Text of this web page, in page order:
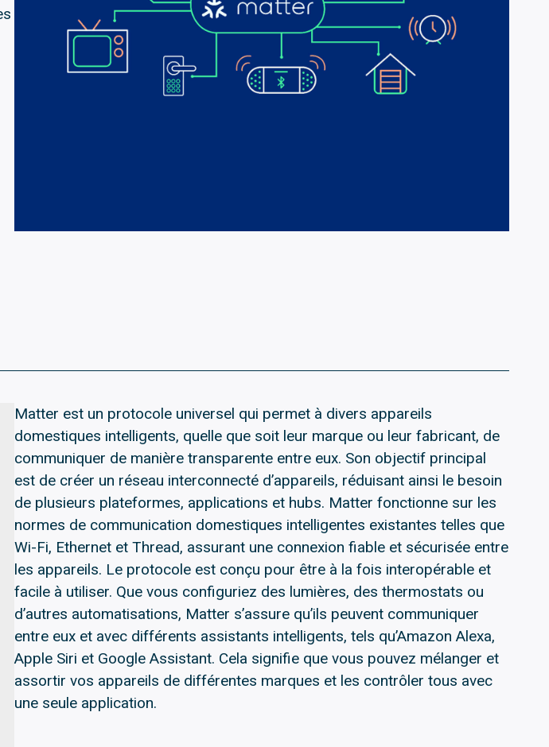
Matter est un protocole universel qui permet à divers appareils
domestiques intelligents, quelle que soit leur marque ou leur fabricant, de
communiquer de manière transparente entre eux. Son objectif principal
est de créer un réseau interconnecté d’appareils, réduisant ainsi le besoin
de plusieurs plateformes, applications et hubs. Matter fonctionne sur les
normes de communication domestiques intelligentes existantes telles que
Wi-Fi, Ethernet et Thread, assurant une connexion fiable et sécurisée entre
les appareils. Le protocole est conçu pour être à la fois interopérable et
facile à utiliser. Que vous configuriez des lumières, des thermostats ou
d’autres automatisations, Matter s’assure qu’ils peuvent communiquer
entre eux et avec différents assistants intelligents, tels qu’Amazon Alexa,
Apple Siri et Google Assistant. Cela signifie que vous pouvez mélanger et
assortir vos appareils de différentes marques et les contrôler tous avec
une seule application.